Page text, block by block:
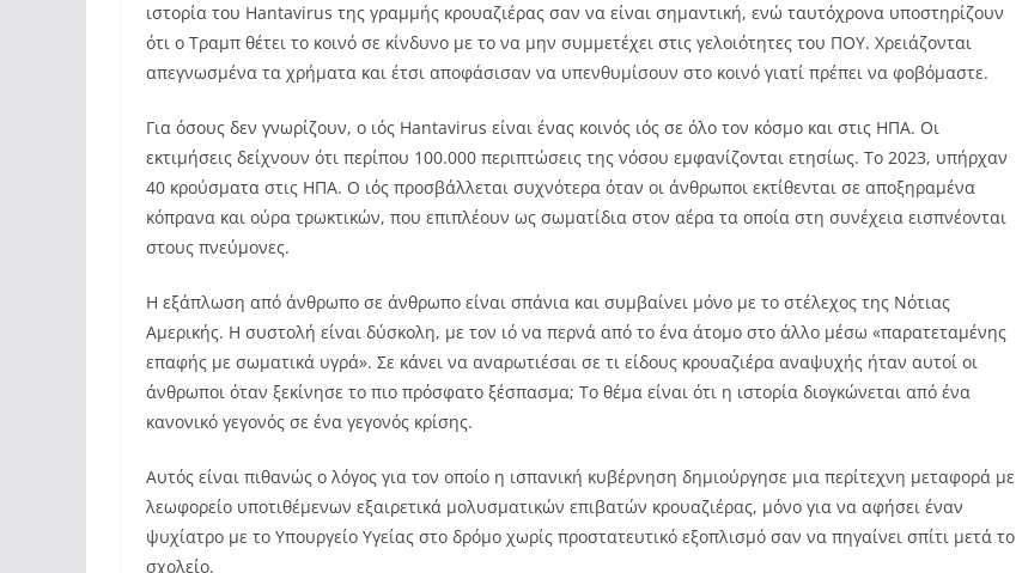
ιστορία του Hantavirus της γραμμής κρουαζιέρας σαν να είναι σημαντική, ενώ ταυτόχρονα υποστηρίζουν
ότι ο Τραμπ θέτει το κοινό σε κίνδυνο με το να μην συμμετέχει στις γελοιότητες του ΠΟΥ. Χρειάζονται
απεγνωσμένα τα χρήματα και έτσι αποφάσισαν να υπενθυμίσουν στο κοινό γιατί πρέπει να φοβόμαστε.
Για όσους δεν γνωρίζουν, ο ιός Hantavirus είναι ένας κοινός ιός σε όλο τον κόσμο και στις ΗΠΑ. Οι
εκτιμήσεις δείχνουν ότι περίπου 100.000 περιπτώσεις της νόσου εμφανίζονται ετησίως. Το 2023, υπήρχαν
40 κρούσματα στις ΗΠΑ. Ο ιός προσβάλλεται συχνότερα όταν οι άνθρωποι εκτίθενται σε αποξηραμένα
κόπρανα και ούρα τρωκτικών, που επιπλέουν ως σωματίδια στον αέρα τα οποία στη συνέχεια εισπνέονται
στους πνεύμονες.
Η εξάπλωση από άνθρωπο σε άνθρωπο είναι σπάνια και συμβαίνει μόνο με το στέλεχος της Νότιας
Αμερικής. Η συστολή είναι δύσκολη, με τον ιό να περνά από το ένα άτομο στο άλλο μέσω «παρατεταμένης
επαφής με σωματικά υγρά». Σε κάνει να αναρωτιέσαι σε τι είδους κρουαζιέρα αναψυχής ήταν αυτοί οι
άνθρωποι όταν ξεκίνησε το πιο πρόσφατο ξέσπασμα; Το θέμα είναι ότι η ιστορία διογκώνεται από ένα
κανονικό γεγονός σε ένα γεγονός κρίσης.
Αυτός είναι πιθανώς ο λόγος για τον οποίο η ισπανική κυβέρνηση δημιούργησε μια περίτεχνη μεταφορά με
λεωφορείο υποτιθέμενων εξαιρετικά μολυσματικών επιβατών κρουαζιέρας, μόνο για να αφήσει έναν
ψυχίατρο με το Υπουργείο Υγείας στο δρόμο χωρίς προστατευτικό εξοπλισμό σαν να πηγαίνει σπίτι μετά το
σχολείο.